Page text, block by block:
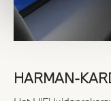
HARMAN-